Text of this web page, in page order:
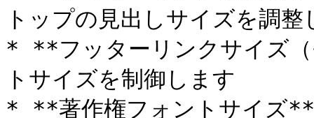
トップの見出しサイズを調整
* **フッターリンクサイズ
トサイズを制御します
* **著作権フォントサイズ**